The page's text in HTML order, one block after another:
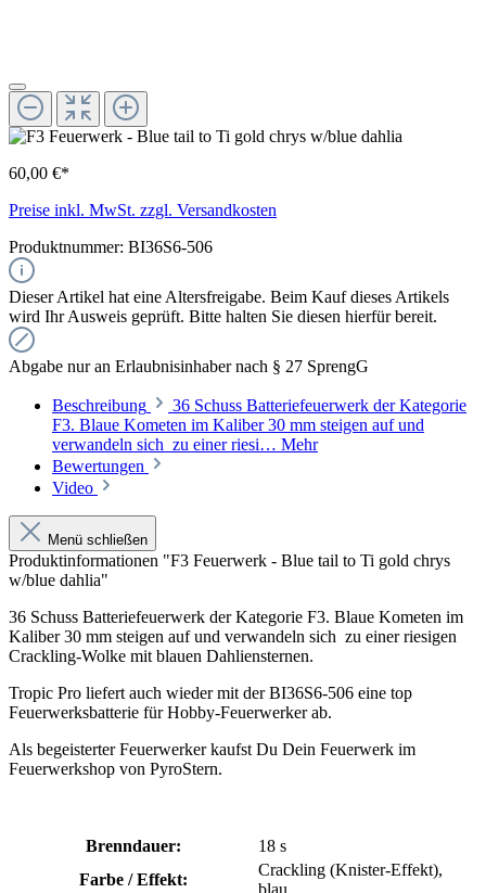
60,00 €*
Preise inkl. MwSt. zzgl. Versandkosten
Produktnummer: BI36S6-506
Dieser Artikel hat eine Altersfreigabe. Beim Kauf dieses Artikels
wird Ihr Ausweis geprüft. Bitte halten Sie diesen hierfür bereit.
Abgabe nur an Erlaubnisinhaber nach § 27 SprengG
Beschreibung
36 Schuss Batteriefeuerwerk der Kategorie
F3. Blaue Kometen im Kaliber 30 mm steigen auf und
verwandeln sich zu einer riesi… Mehr
Bewertungen
Video
Menü schließen
Produktinformationen "F3 Feuerwerk - Blue tail to Ti gold chrys
w/blue dahlia"
36 Schuss Batteriefeuerwerk der Kategorie F3. Blaue Kometen im
Kaliber 30 mm steigen auf und verwandeln sich zu einer riesigen
Crackling-Wolke mit blauen Dahliensternen.
Tropic Pro liefert auch wieder mit der BI36S6-506 eine top
Feuerwerksbatterie für Hobby-Feuerwerker ab.
Als begeisterter Feuerwerker kaufst Du Dein Feuerwerk im
Feuerwerkshop von PyroStern.
Brenndauer:
18 s
Farbe / Effekt:
Crackling (Knister-Effekt),